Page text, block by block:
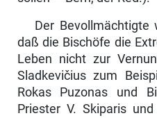
Der Bevollmächtigte
daß die Bischöfe die
Leben nicht zur
Sladkevičius zum
Rokas Puzonas und
Priester V. Skiparis